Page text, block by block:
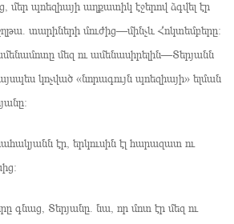
մեր պոեզիայի աղքատիկ էջերով ձգվել էր
տարիների մուժից—մինչև Հոկտեմբերը։
մեզ ու ամենասիրելին—Տերյանն
կոչված «նորագույն պոեզիայի» ելման
էր, երկուսին էլ հարազատ ու
գնաց, Տերյանը. նա, որ մոտ էր մեզ ու